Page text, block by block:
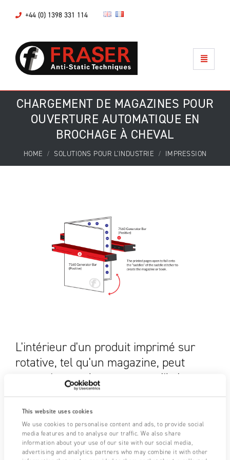
This website uses cookies
We use cookies to personalise content and ads, to provide social
media features and to analyse our traffic. We also share
information about your use of our site with our social media,
advertising and analytics partners who may combine it with other
+44 (0) 1398 331 114
CHARGEMENT DE MAGAZINES POUR
OUVERTURE AUTOMATIQUE EN
BROCHAGE À CHEVAL
HOME SOLUTIONS POUR L'INDUSTRIE IMPRESSION
L'intérieur d'un produit imprimé sur
rotative, tel qu'un magazine, peut
recevoir une charge pour qu'il s'ouvre
et tombe sur une brocheuse à cheval.
NOUS CONTACTER Besoin d'assistance ?